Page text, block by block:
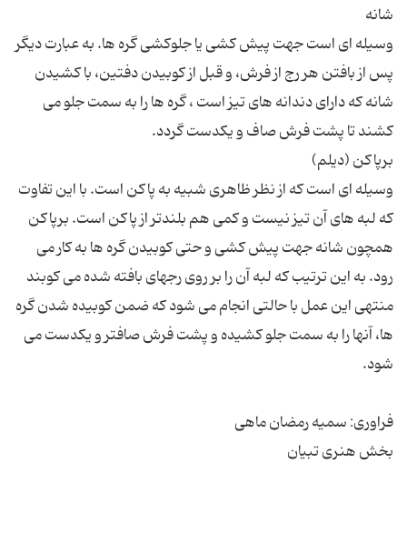
وسیله ای است جهت پیش كشی یا جلوكشی گره ها. به عبارت دیگر
پس از بافتن هر رج از فرش، و قبل از كوبیدن دفتین، با كشیدن
شانه كه دارای دندانه های تیز است ، گره ها را به سمت جلو می
وسیله ای است كه از نظر ظاهری شبیه به پاكن است. با این تفاوت
كه لبه های آن تیز نیست و كمی هم بلندتر از پاكن است. برپاكن
همچون شانه جهت پیش كشی و حتی كوبیدن گره ها به كار می
رود. به این ترتیب كه لبه آن را بر روی رجهای بافته شده می كوبند
منتهی این عمل با حالتی انجام می شود كه ضمن كوبیده شدن گره
ها، آنها را به سمت جلو كشیده و پشت فرش صافتر و یكدست می